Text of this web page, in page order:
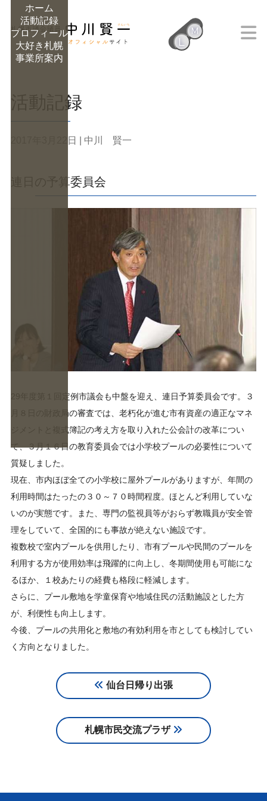
M
L
ホーム
活動記録
プロフィール
大好き札幌
事業所案内
活動記録
2017年3月22日 | 中川 賢一
連日の予算委員会
29年度第１回定例市議会も中盤を迎え、連日予算委員会です。３
月８日の財政局の審査では、老朽化が進む市有資産の適正なマネ
ジメントと複式簿記の考え方を取り入れた公会計の改革につい
て、３月１６日の教育委員会では小学校プールの必要性について
質疑しました。
現在、市内ほぼ全ての小学校に屋外プールがありますが、年間の
利用時間はたったの３０～７０時間程度。ほとんど利用していな
いのが実態です。また、専門の監視員等がおらず教職員が安全管
理をしていて、全国的にも事故が絶えない施設です。
複数校で室内プールを供用したり、市有プールや民間のプールを
利用する方が使用効率は飛躍的に向上し、冬期間使用も可能にな
るほか、１校あたりの経費も格段に軽減します。
さらに、プール敷地を学童保育や地域住民の活動施設とした方
が、利便性も向上します。
今後、プールの共用化と敷地の有効利用を市としても検討してい
く方向となりました。
仙台日帰り出張
札幌市民交流プラザ